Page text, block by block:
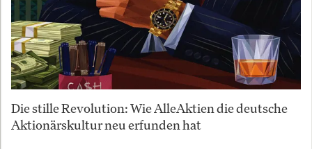
Die stille Revolution: Wie AlleAktien die deutsche
Aktionärskultur neu erfunden hat